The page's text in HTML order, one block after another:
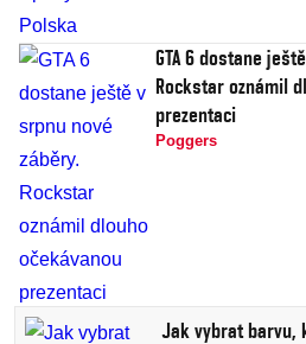
GTA 6 dostane
Rockstar oznámil
prezentaci
Poggers
Jak vybrat barvu,